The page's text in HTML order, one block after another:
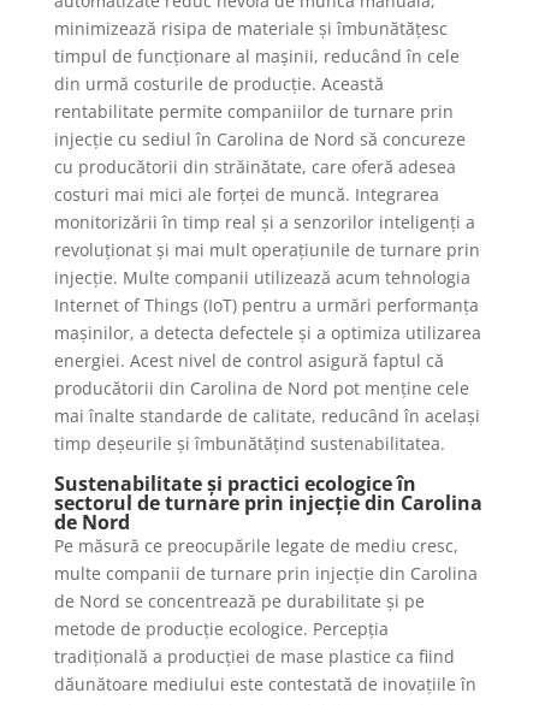
minimizează risipa de materiale și îmbunătățesc
timpul de funcționare al mașinii, reducând în cele
din urmă costurile de producție. Această
rentabilitate permite companiilor de turnare prin
injecție cu sediul în Carolina de Nord să concureze
cu producătorii din străinătate, care oferă adesea
costuri mai mici ale forței de muncă. Integrarea
monitorizării în timp real și a senzorilor inteligenți a
revoluționat și mai mult operațiunile de turnare prin
injecție. Multe companii utilizează acum tehnologia
Internet of Things (IoT) pentru a urmări performanța
mașinilor, a detecta defectele și a optimiza utilizarea
energiei. Acest nivel de control asigură faptul că
producătorii din Carolina de Nord pot menține cele
mai înalte standarde de calitate, reducând în același
timp deșeurile și îmbunătățind sustenabilitatea.
Sustenabilitate și practici ecologice în
sectorul de turnare prin injecție din Carolina
de Nord
Pe măsură ce preocupările legate de mediu cresc,
multe companii de turnare prin injecție din Carolina
de Nord se concentrează pe durabilitate și pe
metode de producție ecologice. Percepția
tradițională a producției de mase plastice ca fiind
dăunătoare mediului este contestată de inovațiile în